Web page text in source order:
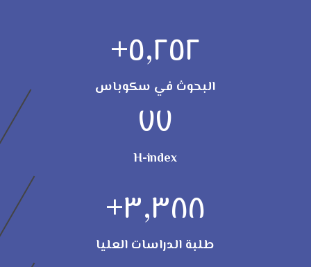
٥,٢٥٢+
البحوث في سكوباس
٧٧
H-index
٣,٣٨٨+
طلبة الدراسات العليا